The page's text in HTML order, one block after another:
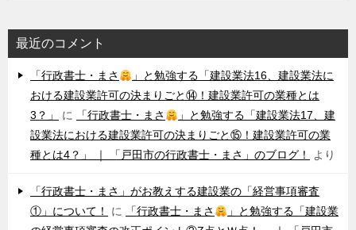
最近のコメント
「行政書士・まさ
」と勉強する「建設業法16、建設業法に
おける建設業許可の決まりごと⑭！建設業許可の業種とは
3？」
に 「行政書士・まさ
」と勉強する「建設業法17、建
設業法における建設業許可の決まりごと⑮！建設業許可の業
種とは4？」 ｜ 「戸田市の行政書士・まさ」のブログ！
より
「行政書士・まさ」がお教えする建設業の「経営事項審査
①」について！
に 「行政書士・まさ
」と勉強する「建設業